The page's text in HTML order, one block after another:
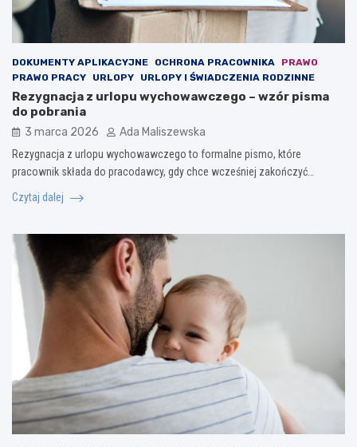
DOKUMENTY APLIKACYJNE OCHRONA PRACOWNIKA
PRAWO
PRAWO PRACY
URLOPY URLOPY I ŚWIADCZENIA RODZINNE
Rezygnacja z urlopu wychowawczego – wzór pisma
do pobrania
3 marca 2026 Ada Maliszewska
Rezygnacja z urlopu wychowawczego to formalne pismo, które
pracownik składa do pracodawcy, gdy chce wcześniej zakończyć…
Czytaj dalej